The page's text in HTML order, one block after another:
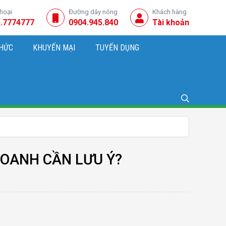
Đường dây nóng
0904.945.840
Khách hàng
Tài khoản
KHUYẾN MẠI TUYỂN DỤNG
CẦN LƯU Ý?